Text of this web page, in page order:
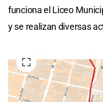
funciona el Liceo
y se realizan diversas